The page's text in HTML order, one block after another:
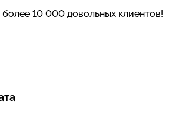
10 000 довольных клиентов!